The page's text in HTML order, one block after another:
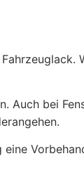
Auch bei